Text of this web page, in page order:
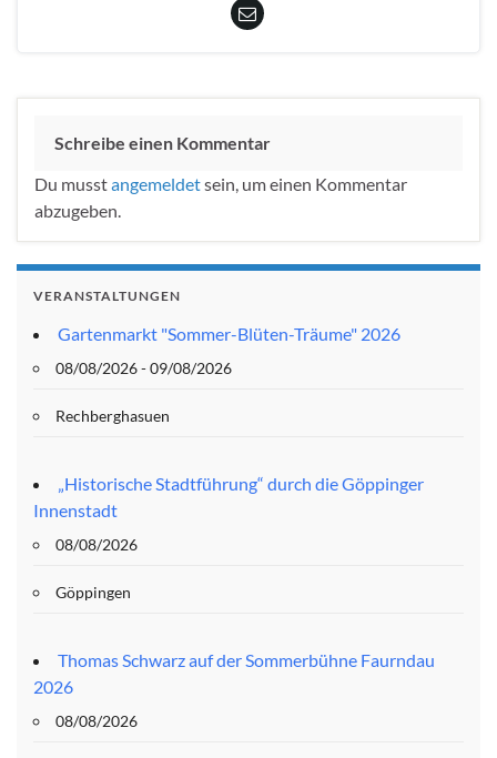
Schreibe einen Kommentar
Du musstangemeldetsein, um einen Kommentar
abzugeben.
VERANSTALTUNGEN
Gartenmarkt "Sommer-Blüten-Träume" 2026
08/08/2026 - 09/08/2026
Rechberghasuen
„Historische Stadtführung“ durch die Göppinger
Innenstadt
08/08/2026
Göppingen
Thomas Schwarz auf der Sommerbühne Faurndau
2026
08/08/2026